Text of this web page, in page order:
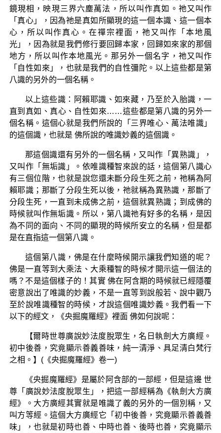
鏡現相，映現三界六塵萬法，所以叫作真如。祂又叫作
「真心」，因為祂是真如所顯現的這一個本識、這一個本
心，所以叫作真心。在禪宗裡面，祂又叫作「本地風
光」，因為就是我們修行要回歸本家，回歸如來家的那個
地方，所以叫作本地風光。那另外一個名字，祂又叫作
「自性如來」，也就是我們的自性彌陀。以上這些都是第
八識的另外的一個名稱。
以上這些識：阿賴耶識、如來藏，乃至於入胎識，一
直到真如、真心、自性如來……這些都是第八識的另外一
個名稱。這個心就是我們所說的「三界唯心、萬法唯識」
的這個識，也就是 佛所說的唯識妙義的這個識。
那這個識還有另外的一個名稱，又叫作「異熟識」，
又叫作「無垢識」。依唯識種智來說的話，這個第八識心
有三個位階，也就是說您還未斷分段生死之前，祂稱為阿
賴耶識；那斷了分段生死以後，祂就稱為異熟識，那斷了
分段生死，一直到未成佛之前，這個就異熟識；到成佛的
時候就叫作無垢識。所以，第八識祂有好多的名稱，是因
為不同的面向、不同的顯現的時候所安立的名稱，但是都
是在直指這一個第八識。
這個第八識，佛是在什麼時候開示讓我們知道的呢？
佛是一直等到大乘法、大乘種智的時候才開示這一個法的
嗎？不是這個樣子的！其實 佛在阿含期的時候就已經隱覆
密意說出了唯識的妙義，不是一直等到說般若、說中觀乃
至於說唯識種智的時候，才說這個唯識妙義。我們看一下
以下的經文，《央掘魔羅經》裡面 佛如何說呢：
【爾時世尊廣說妙法度脫眾生，名日執劍大方廣經。
初中後善，究竟顯示善義善味，純一清淨、具足清白梵行
之相。】(《央掘魔羅經》卷一)
《央掘魔羅經》是屬於阿含部的一部經，但是這邊 世
尊「廣說妙法度脫眾生」，把這一部經稱為《執劍大方廣
經》。大方廣經其實就是唯識了義的另外的一個別稱，又
叫方等經。這個大方廣經它「初中後善，究竟顯示善義善
味」，也就是初時也善、中時也善、後時也善，究竟顯示